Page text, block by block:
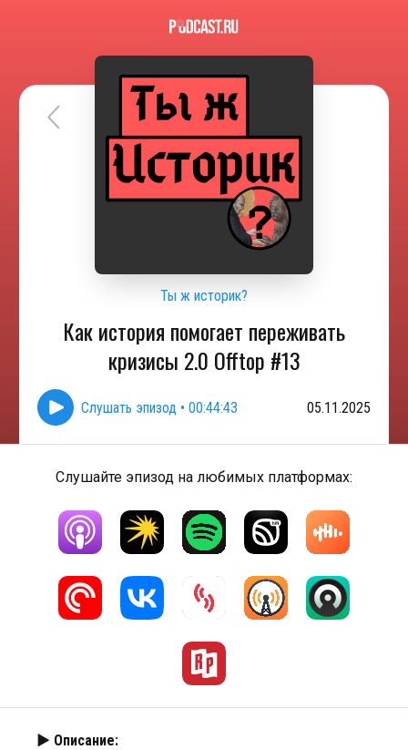
Ты ж историк?
Как история помогает переживать
кризисы 2.0 Offtop #13
Слушать эпизод • 00:44:43 05.11.2025
Слушайте эпизод на любимых платформах:
► Описание: